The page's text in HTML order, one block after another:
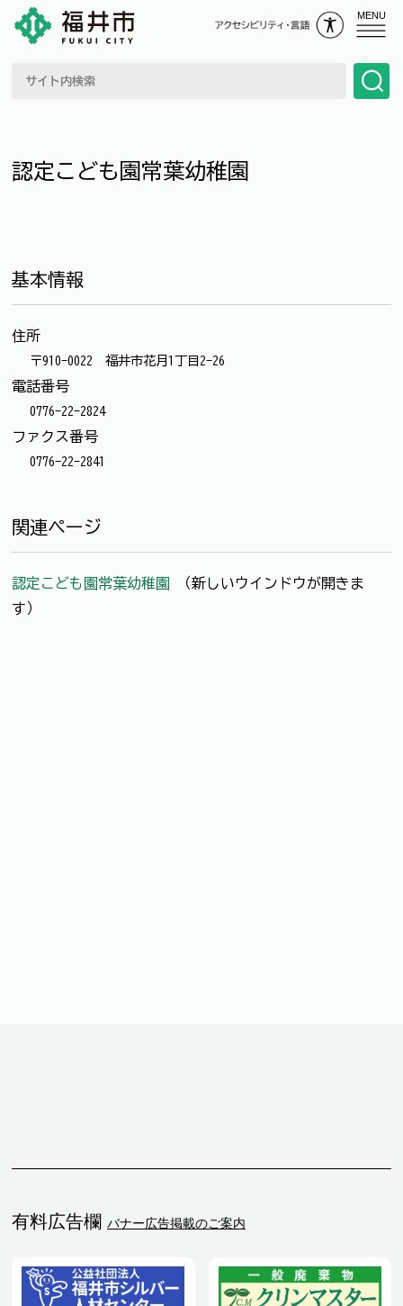
MENU
認定こども園常葉幼稚園
基本情報
住所
〒910-0022 福井市花月1丁目2-26
電話番号
0776-22-2824
ファクス番号
0776-22-2841
関連ページ
認定こども園常葉幼稚園
（新しいウインドウが開きま
す）
有料広告欄 バナー広告掲載のご案内